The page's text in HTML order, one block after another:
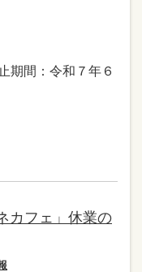
期間：令和７年６
カフェ」休業の